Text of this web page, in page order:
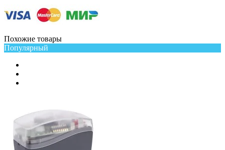
Похожие товары
Популярный